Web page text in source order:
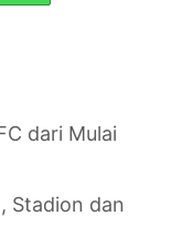
dari Mulai
Stadion dan